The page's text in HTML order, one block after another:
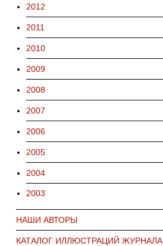
2012
2011
2010
2009
2008
2007
2006
2005
2004
2003
НАШИ АВТОРЫ
КАТАЛОГ ИЛЛЮСТРАЦИЙ ЖУРНАЛА